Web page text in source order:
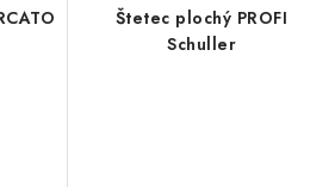
Štetec plochý PROFI
Schuller